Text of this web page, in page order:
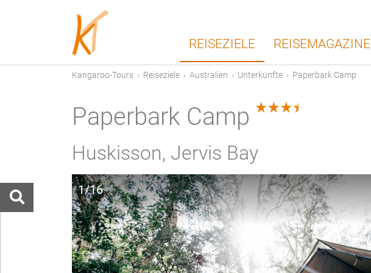
REISEZIELE REISEMAGAZINE
Kangaroo-Tours › Reiseziele › Australien › Unterkünfte › Paperbark Camp
Paperbark Camp 3.5
Huskisson, Jervis Bay
1/16